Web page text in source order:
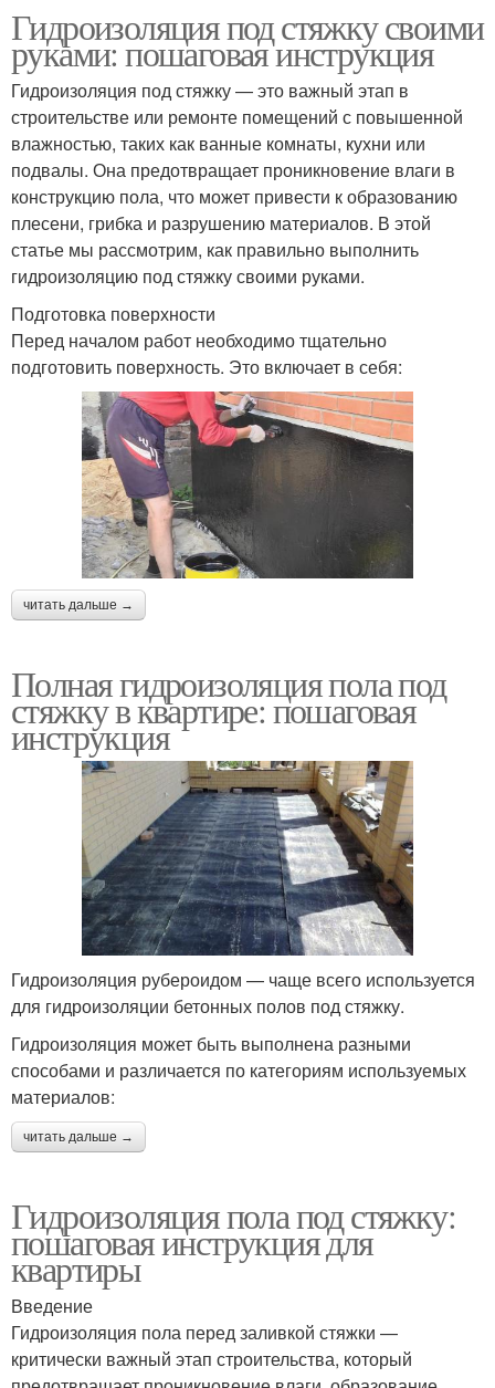
Гидроизоляция под стяжку своими
руками: пошаговая инструкция
Гидроизоляция под стяжку — это важный этап в
строительстве или ремонте помещений с повышенной
влажностью, таких как ванные комнаты, кухни или
подвалы. Она предотвращает проникновение влаги в
конструкцию пола, что может привести к образованию
плесени, грибка и разрушению материалов. В этой
статье мы рассмотрим, как правильно выполнить
гидроизоляцию под стяжку своими руками.
Подготовка поверхности
Перед началом работ необходимо тщательно
подготовить поверхность. Это включает в себя:
читать дальше →
Полная гидроизоляция пола под
стяжку в квартире: пошаговая
инструкция
Гидроизоляция рубероидом — чаще всего используется
для гидроизоляции бетонных полов под стяжку.
Гидроизоляция может быть выполнена разными
способами и различается по категориям используемых
материалов:
читать дальше →
Гидроизоляция пола под стяжку:
пошаговая инструкция для
квартиры
Введение
Гидроизоляция пола перед заливкой стяжки —
критически важный этап строительства, который